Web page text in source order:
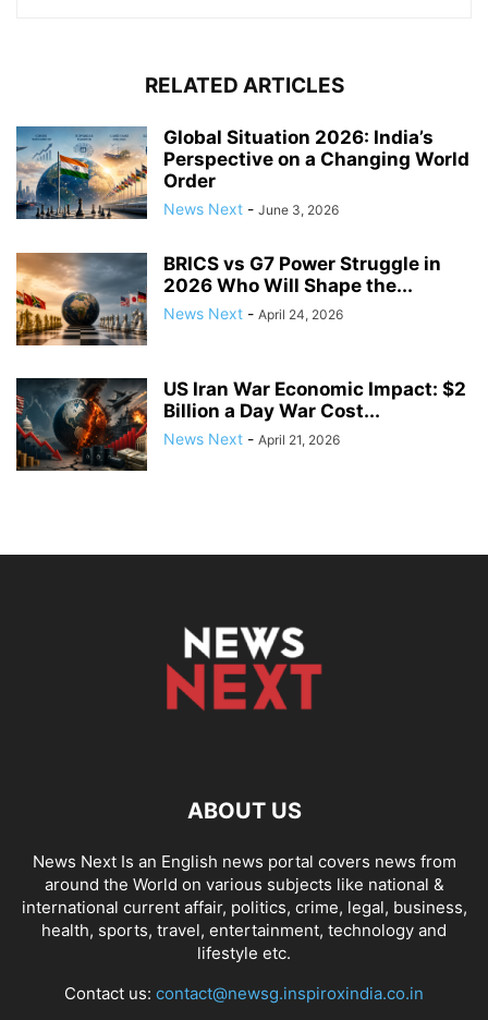
RELATED ARTICLES
Global Situation 2026: India’s
Perspective on a Changing World
Order
News Next - June 3, 2026
BRICS vs G7 Power Struggle in
2026 Who Will Shape the...
News Next - April 24, 2026
US Iran War Economic Impact: $2
Billion a Day War Cost...
News Next - April 21, 2026
ABOUT US
News Next Is an English news portal covers news from
around the World on various subjects like national &
international current affair, politics, crime, legal, business,
health, sports, travel, entertainment, technology and
lifestyle etc.
Contact us: contact@newsg.inspiroxindia.co.in